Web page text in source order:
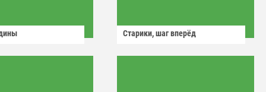
Старики, шаг вперёд